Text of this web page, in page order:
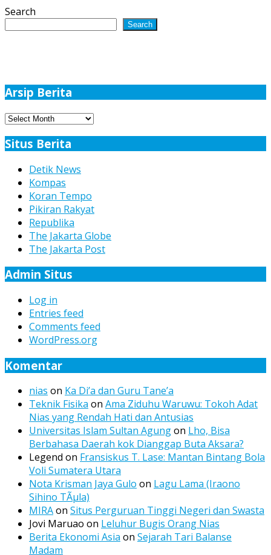
Search
Search
Arsip Berita
Arsip
Situs Berita
Detik News
Kompas
Koran Tempo
Pikiran Rakyat
Republika
The Jakarta Globe
The Jakarta Post
Admin Situs
Log in
Entries feed
Comments feed
WordPress.org
Komentar
nias on Ka Di’a dan Guru Tane’a
Teknik Fisika on Ama Ziduhu Waruwu: Tokoh Adat
Nias yang Rendah Hati dan Antusias
Universitas Islam Sultan Agungon Lho, Bisa
Berbahasa Daerah kok Dianggap Buta Aksara?
Legend on Fransiskus T. Lase: Mantan Bintang Bola
Voli Sumatera Utara
Nota Krisman Jaya Gulo on Lagu Lama (Iraono
Sihino TÃµla)
MIRAon Situs Perguruan Tinggi Negeri dan Swasta
Jovi Maruao on Leluhur Bugis Orang Nias
Berita Ekonomi Asia on Sejarah Tari Balanse
Madam